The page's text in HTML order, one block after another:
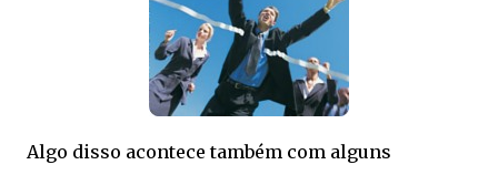
Algo disso acontece também com alguns